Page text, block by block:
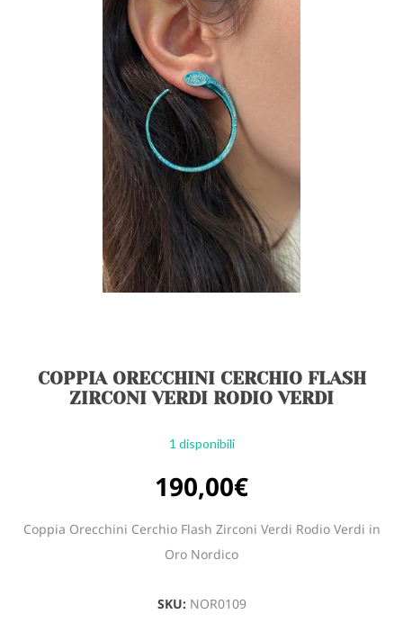
COPPIA ORECCHINI CERCHIO FLASH
ZIRCONI VERDI RODIO VERDI
1 disponibili
190,00€
Coppia Orecchini Cerchio Flash Zirconi Verdi Rodio Verdi in
Oro Nordico
SKU: NOR0109